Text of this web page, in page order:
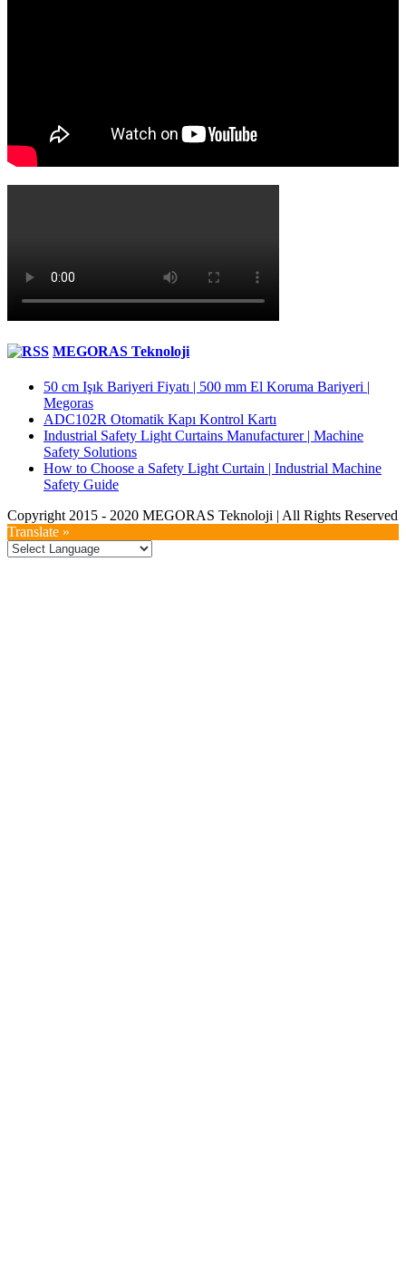
MEGORAS Teknoloji
50 cm Işık Bariyeri Fiyatı | 500 mm El Koruma Bariyeri |
Megoras
ADC102R Otomatik Kapı Kontrol Kartı
Industrial Safety Light Curtains Manufacturer | Machine
Safety Solutions
How to Choose a Safety Light Curtain | Industrial Machine
Safety Guide
Copyright 2015 - 2020 MEGORAS Teknoloji | All Rights Reserved
YouTube
Twitter
LinkedIn
Facebook
Toggle
Sliding
Translate »